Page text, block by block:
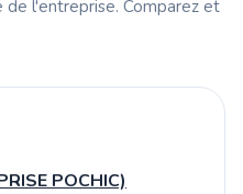
l'entreprise. Comparez et
POCHIC)